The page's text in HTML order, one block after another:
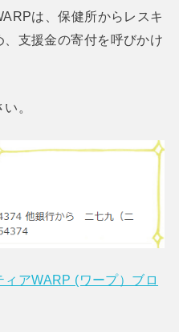
は、保健所からレスキ
、支援金の寄付を呼びかけ
。
アWARP (ワープ）ブロ